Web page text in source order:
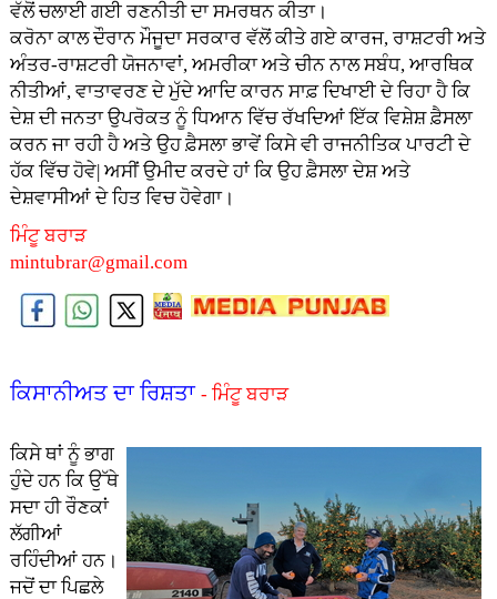
ਵੱਲੋਂ ਚਲਾਈ ਗਈ ਰਣਨੀਤੀ ਦਾ ਸਮਰਥਨ ਕੀਤਾ।
ਕਰੋਨਾ ਕਾਲ ਦੌਰਾਨ ਮੌਜੂਦਾ ਸਰਕਾਰ ਵੱਲੋਂ ਕੀਤੇ ਗਏ ਕਾਰਜ, ਰਾਸ਼ਟਰੀ ਅਤੇ
ਅੰਤਰ-ਰਾਸ਼ਟਰੀ ਯੋਜਨਾਵਾਂ, ਅਮਰੀਕਾ ਅਤੇ ਚੀਨ ਨਾਲ ਸਬੰਧ, ਆਰਥਿਕ
ਨੀਤੀਆਂ, ਵਾਤਾਵਰਣ ਦੇ ਮੁੱਦੇ ਆਦਿ ਕਾਰਨ ਸਾਫ਼ ਦਿਖਾਈ ਦੇ ਰਿਹਾ ਹੈ ਕਿ
ਦੇਸ਼ ਦੀ ਜਨਤਾ ਉਪਰੋਕਤ ਨੂੰ ਧਿਆਨ ਵਿੱਚ ਰੱਖਦਿਆਂ ਇੱਕ ਵਿਸ਼ੇਸ਼ ਫ਼ੈਸਲਾ
ਕਰਨ ਜਾ ਰਹੀ ਹੈ ਅਤੇ ਉਹ ਫ਼ੈਸਲਾ ਭਾਵੇਂ ਕਿਸੇ ਵੀ ਰਾਜਨੀਤਿਕ ਪਾਰਟੀ ਦੇ
ਹੱਕ ਵਿੱਚ ਹੋਵੇ| ਅਸੀਂ ਉਮੀਦ ਕਰਦੇ ਹਾਂ ਕਿ ਉਹ ਫ਼ੈਸਲਾ ਦੇਸ਼ ਅਤੇ
ਦੇਸ਼ਵਾਸੀਆਂ ਦੇ ਹਿਤ ਵਿਚ ਹੋਵੇਗਾ।
ਮਿੰਟੂ ਬਰਾੜ
mintubrar@gmail.com
ਕਿਸਾਨੀਅਤ ਦਾ ਰਿਸ਼ਤਾ - ਮਿੰਟੂ ਬਰਾੜ
ਕਿਸੇ ਥਾਂ ਨੂੰ ਭਾਗ
ਹੁੰਦੇ ਹਨ ਕਿ ਉੱਥੇ
ਸਦਾ ਹੀ ਰੌਣਕਾਂ
ਲੱਗੀਆਂ
ਰਹਿੰਦੀਆਂ ਹਨ।
ਜਦੋਂ ਦਾ ਪਿਛਲੇ